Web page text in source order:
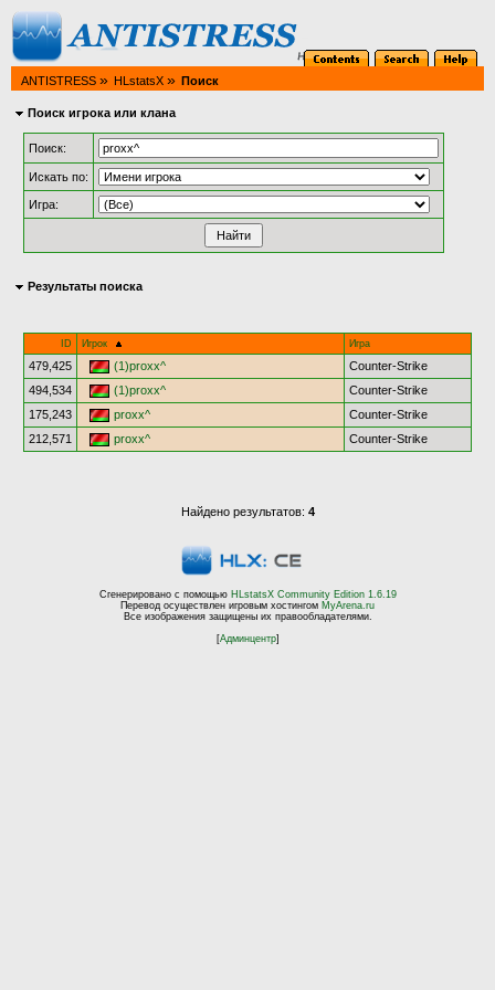
ANTISTRESS » HLstatsX » Поиск
Поиск игрока или клана
Поиск:
Искать по:
Игра:
Результаты поиска
ID Игрок Игра
479,425 (1)proxx^
Counter-Strike
494,534
(1)proxx^
Counter-Strike
175,243
proxx^
Counter-Strike
212,571
proxx^ Counter-Strike
Найдено результатов: 4
Сгенерировано с помощью HLstatsX Community Edition 1.6.19
Перевод осуществлен игровым хостингом MyArena.ru
Все изображения защищены их правообладателями.
[Админцентр]